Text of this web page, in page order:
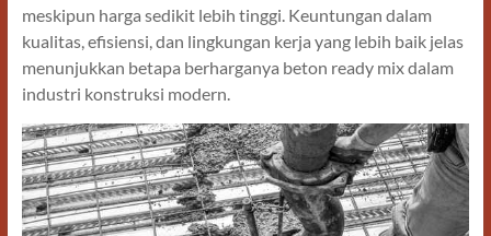
meskipun harga sedikit lebih tinggi. Keuntungan dalam
kualitas, efisiensi, dan lingkungan kerja yang lebih baik jelas
menunjukkan betapa berharganya beton ready mix dalam
industri konstruksi modern.